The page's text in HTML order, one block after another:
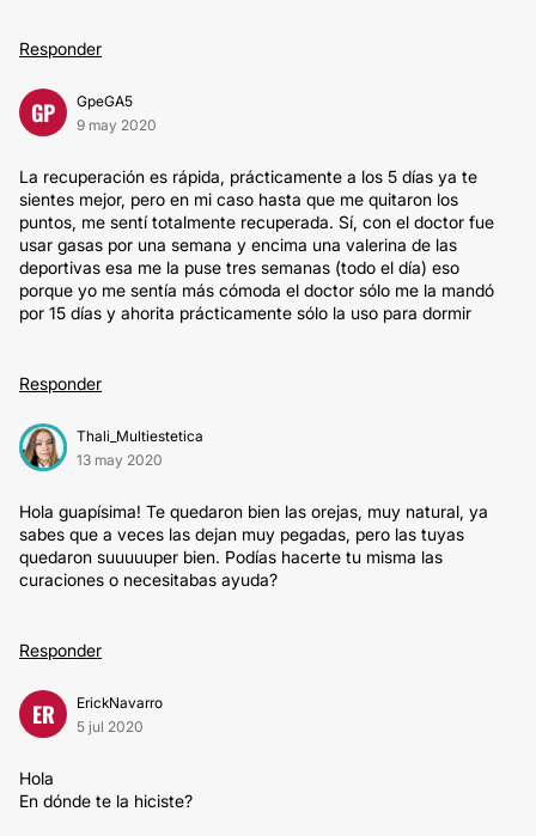
Responder
GP
GpeGA5
9 may 2020
La recuperación es rápida, prácticamente a los 5 días ya te
sientes mejor, pero en mi caso hasta que me quitaron los
puntos, me sentí totalmente recuperada. Sí, con el doctor fue
usar gasas por una semana y encima una valerina de las
deportivas esa me la puse tres semanas (todo el día) eso
porque yo me sentía más cómoda el doctor sólo me la mandó
por 15 días y ahorita prácticamente sólo la uso para dormir
Responder
Thali_Multiestetica
13 may 2020
Hola guapísima! Te quedaron bien las orejas, muy natural, ya
sabes que a veces las dejan muy pegadas, pero las tuyas
quedaron suuuuuper bien. Podías hacerte tu misma las
curaciones o necesitabas ayuda?
Responder
ER
ErickNavarro
5 jul 2020
Hola
En dónde te la hiciste?